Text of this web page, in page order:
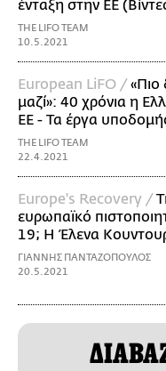
ένταξη στην ΕΕ
THE LIFO TEAM
10.5.2021
European LiFO /«Πιο
μαζί»: 40 χρόνια η
ΕΕ - Τα έργα
THE LIFO TEAM
22.4.2021
Europe's Recovery /
ευρωπαϊκό
19; Η Έλενα
ΓΙΑΝΝΗΣ ΠΑΝΤΑΖΟΠΟΥΛΟΣ
20.5.2021